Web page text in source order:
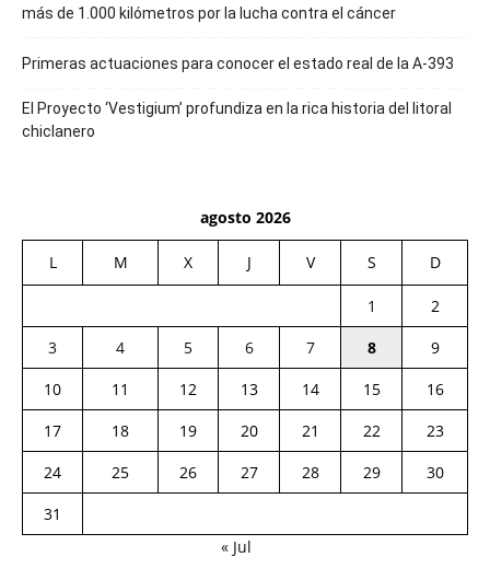
más de 1.000 kilómetros por la lucha contra el cáncer
Primeras actuaciones para conocer el estado real de la A-393
El Proyecto ‘Vestigium’ profundiza en la rica historia del litoral
chiclanero
agosto 2026
L M X J V S D
1
2
3
4 5 6 7 8
9
10
11 12 13 14 15
16
17
18 19 20 21 22
23
24
25 26 27 28 29
30
31
« Jul